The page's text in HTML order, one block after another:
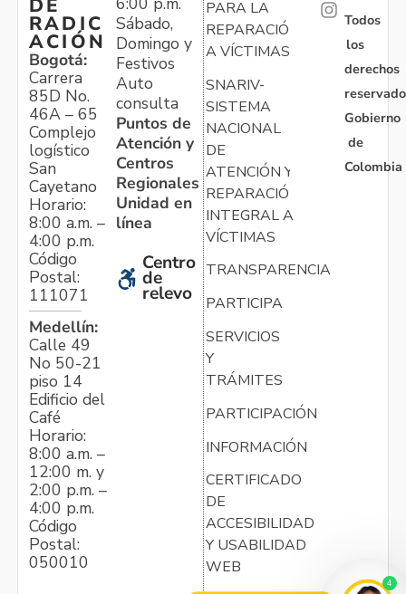
DE
RADIC
ACIÓN
Bogotá:
Carrera
85D No.
46A – 65
Complejo
logístico
San
Cayetano
Horario:
8:00 a.m. –
4:00 p.m.
Código
Postal:
111071
Medellín:
Calle 49
No 50-21
piso 14
Edificio del
Café
Horario:
8:00 a.m. –
12:00 m. y
2:00 p.m. –
4:00 p.m.
Código
Postal:
050010
Sábado,
Domingo y
Festivos
Auto
consulta
Puntos de
Atención y
Centros
Regionales
Unidad en
línea
Centro
de
relevo
PARA LA
REPARACIÓN
A VÍCTIMAS
SNARIV-
SISTEMA
NACIONAL
DE
ATENCIÓN Y
REPARACIÓN
INTEGRAL A
VÍCTIMAS
TRANSPARENCIA
PARTICIPA
SERVICIOS
Y
TRÁMITES
PARTICIPACIÓN
INFORMACIÓN
CERTIFICADO
DE
ACCESIBILIDAD
Y USABILIDAD
WEB
Todos
los
derechos
Gobierno
de
Colombia
4